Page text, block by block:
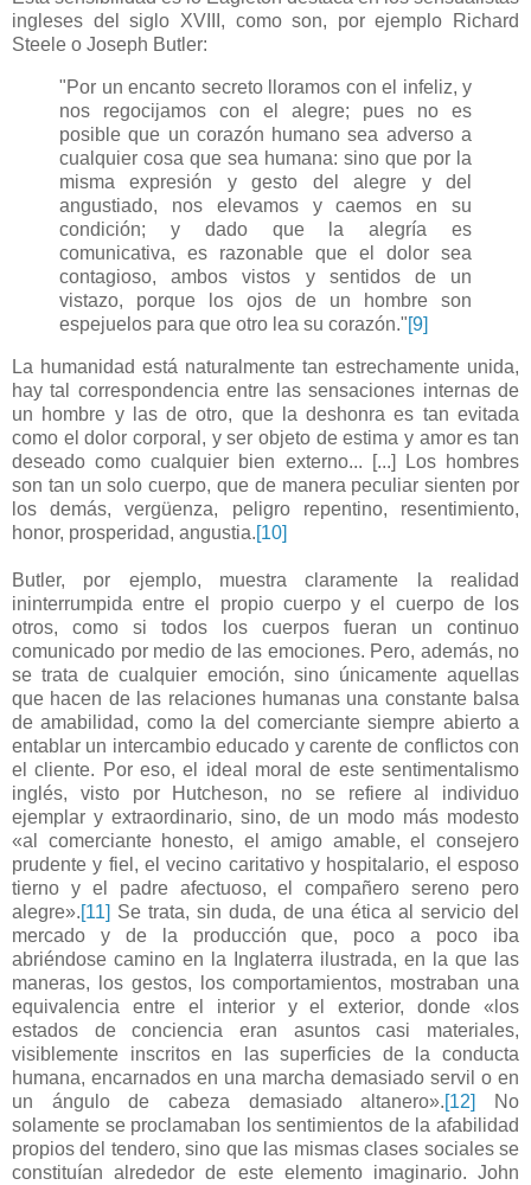
ingleses del siglo XVIII, como son, por ejemplo Richard
Steele o Joseph Butler:
"Por un encanto secreto lloramos con el infeliz, y
nos regocijamos con el alegre; pues no es
posible que un corazón humano sea adverso a
cualquier cosa que sea humana: sino que por la
misma expresión y gesto del alegre y del
angustiado, nos elevamos y caemos en su
condición; y dado que la alegría es
comunicativa, es razonable que el dolor sea
contagioso, ambos vistos y sentidos de un
vistazo, porque los ojos de un hombre son
espejuelos para que otro lea su corazón."[9]
La humanidad está naturalmente tan estrechamente unida,
hay tal correspondencia entre las sensaciones internas de
un hombre y las de otro, que la deshonra es tan evitada
como el dolor corporal, y ser objeto de estima y amor es tan
deseado como cualquier bien externo... [...] Los hombres
son tan un solo cuerpo, que de manera peculiar sienten por
los demás, vergüenza, peligro repentino, resentimiento,
honor, prosperidad, angustia.[10]
Butler, por ejemplo, muestra claramente la realidad
ininterrumpida entre el propio cuerpo y el cuerpo de los
otros, como si todos los cuerpos fueran un continuo
comunicado por medio de las emociones. Pero, además, no
se trata de cualquier emoción, sino únicamente aquellas
que hacen de las relaciones humanas una constante balsa
de amabilidad, como la del comerciante siempre abierto a
entablar un intercambio educado y carente de conflictos con
el cliente. Por eso, el ideal moral de este sentimentalismo
inglés, visto por Hutcheson, no se refiere al individuo
ejemplar y extraordinario, sino, de un modo más modesto
«al comerciante honesto, el amigo amable, el consejero
prudente y fiel, el vecino caritativo y hospitalario, el esposo
tierno y el padre afectuoso, el compañero sereno pero
alegre».[11] Se trata, sin duda, de una ética al servicio del
mercado y de la producción que, poco a poco iba
abriéndose camino en la Inglaterra ilustrada, en la que las
maneras, los gestos, los comportamientos, mostraban una
equivalencia entre el interior y el exterior, donde «los
estados de conciencia eran asuntos casi materiales,
visiblemente inscritos en las superficies de la conducta
humana, encarnados en una marcha demasiado servil o en
un ángulo de cabeza demasiado altanero».[12]
No
solamente se proclamaban los sentimientos de la afabilidad
propios del tendero, sino que las mismas clases sociales se
constituían alrededor de este elemento imaginario. John